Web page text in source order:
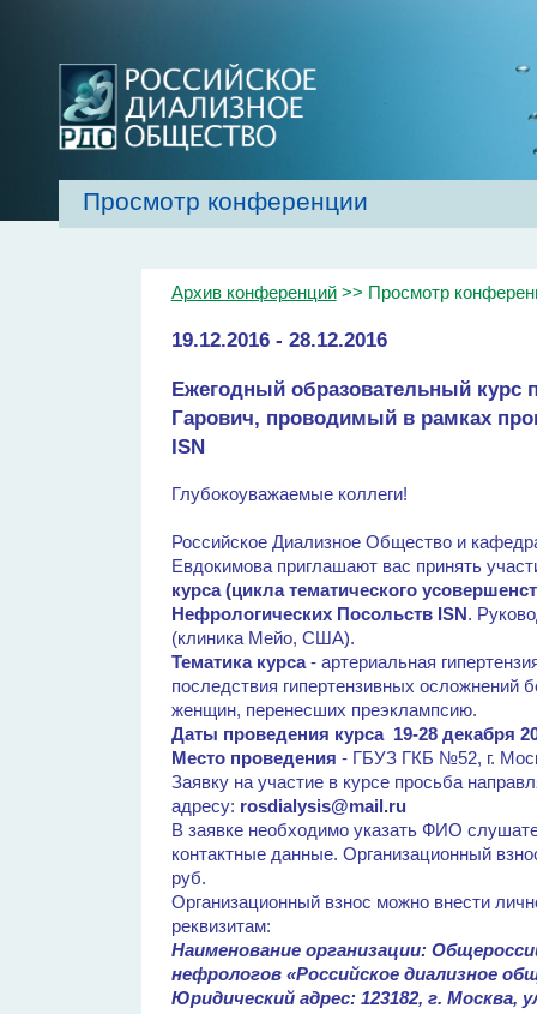
Главная Об обществе
Просмотр конференции
Архив конференций>> Просмотр
19.12.2016 - 28.12.2016
Ежегодный образовательный
Гарович, проводимый в рамках
ISN
Глубокоуважаемые коллеги!
Российское Диализное Общество и
Евдокимова приглашают вас принять
курса (цикла тематического
Нефрологических Посольств ISN .
(клиника Мейо, США).
Тематика курса- артериальная
последствия гипертензивных осложнений
женщин, перенесших преэклампсию.
Даты проведения курса 19-28 декабря
Место проведения - ГБУЗ ГКБ №52, г.
Заявку на участие в курсе просьба
адресу: rosdialysis@mail.ru
В заявке необходимо указать ФИО
контактные данные. Организационный
руб.
Организационный взнос можно внести
реквизитам:
Наименование организации:
нефрологов «Российское диализное
Юридический адрес: 123182, г. Москва,